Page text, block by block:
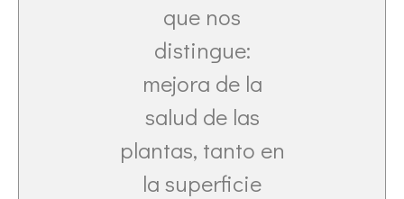
que nos
distingue:
mejora de la
salud de las
plantas, tanto en
la superficie